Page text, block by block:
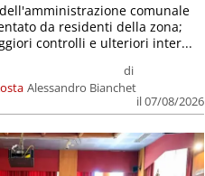
di
Alessandro Bianchet
il 07/08/2026
comunale
da residenti della zona;
controlli e ulteriori inter...